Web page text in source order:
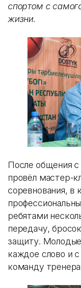
спортом с
жизни.
После общения
провёл мастер-
соревнования, в
ребятами
передачу,
защиту.
каждое слово и
команду